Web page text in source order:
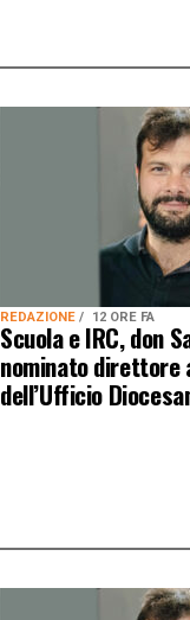
REDAZIONE 12 ORE FA
Scuola e IRC, don
nominato direttore
dell’Ufficio